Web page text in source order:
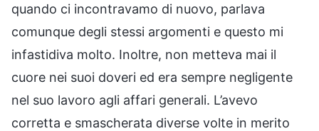
quando ci incontravamo di nuovo, parlava
comunque degli stessi argomenti e questo mi
infastidiva molto. Inoltre, non metteva mai il
cuore nei suoi doveri ed era sempre negligente
nel suo lavoro agli affari generali. L’avevo
corretta e smascherata diverse volte in merito